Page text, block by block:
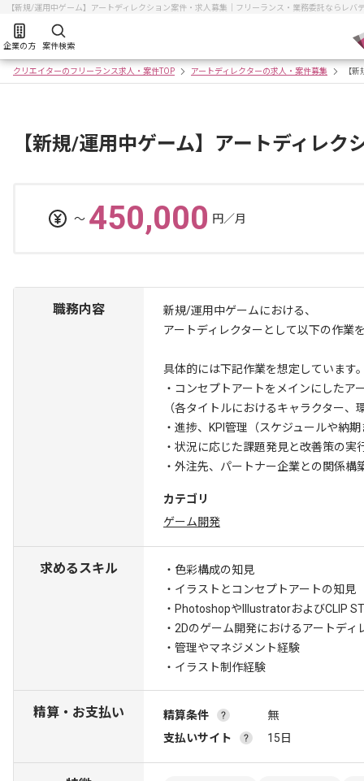
【新規/運用中ゲーム】アートディレクション案件・求人募集｜フリーランス・業務委託ならレバ
企業の方 案件検索
クリエイターのフリーランス求人・案件TOP アートディレクターの求人・案件募集 【
【新規/運用中ゲーム】アートディレク
〜 450,000 円／月
職務内容
新規/運用中ゲームにおける、
アートディレクターとして以下の作業
具体的には下記作業を想定しています
・コンセプトアートをメインにしたア
（各タイトルにおけるキャラクター
・進捗、KPI管理（スケジュールや納
・状況に応じた課題発見と改善策の実
・外注先、パートナー企業との関係構
カテゴリ
ゲーム開発
求めるスキル
・色彩構成の知見
・イラストとコンセプトアートの知見
・PhotoshopやIllustratorおよびCLIP
・2Dのゲーム開発におけるアートディ
・管理やマネジメント経験
・イラスト制作経験
精算・お支払い 精算条件
無
支払いサイト
15日